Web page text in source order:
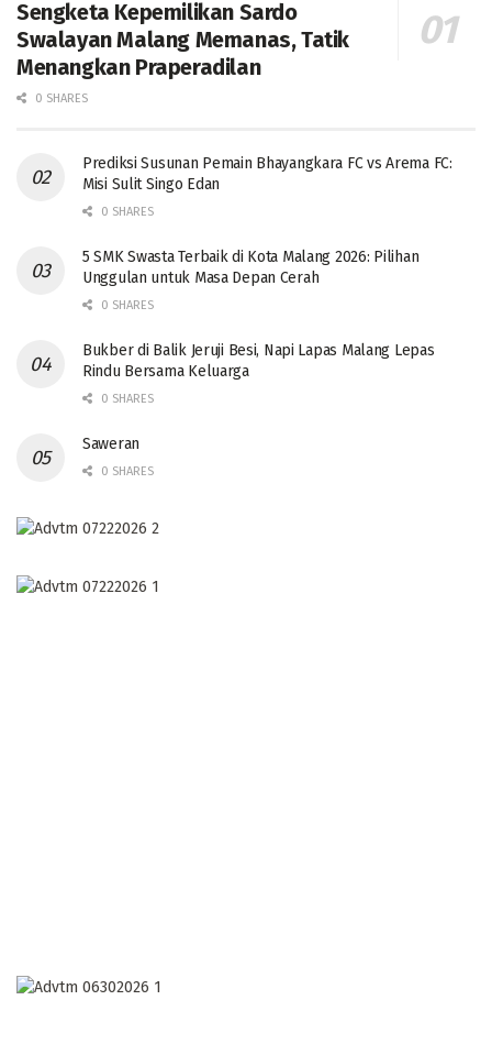
Sengketa Kepemilikan Sardo
Swalayan Malang Memanas, Tatik
Menangkan Praperadilan
0 SHARES
Prediksi Susunan Pemain Bhayangkara FC vs Arema FC:
Misi Sulit Singo Edan
0 SHARES
5 SMK Swasta Terbaik di Kota Malang 2026: Pilihan
Unggulan untuk Masa Depan Cerah
0 SHARES
Bukber di Balik Jeruji Besi, Napi Lapas Malang Lepas
Rindu Bersama Keluarga
0 SHARES
Saweran
0 SHARES